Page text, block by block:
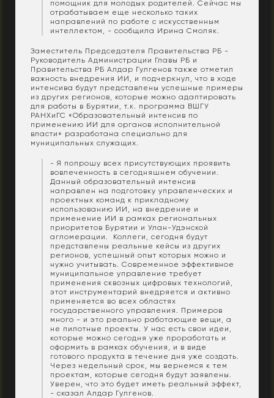
помощник для молодых родителей. Сейчас мы
отрабатываем еще несколько таких
направлений по работе с искусственным
интеллектом, - сообщила Ирина Смоляк.
Заместитель Председателя Правительства РБ -
Руководитель Администрации Главы РБ и
Правительства РБ Алдар Гулгенов также отметил
важность внедрения ИИ, и подчеркнул, что в ходе
интенсива будут представлены успешные примеры
из других регионов, которые можно адаптировать
для работы в Бурятии, т.к. программа ВШГУ
РАНХиГС «Образовательный интенсив по
применению ИИ для органов исполнительной
власти» разработана специально для
муниципальных служащих.
- Я попрошу всех присутствующих проявить
вовлеченность в сегодняшнем обучении.
Данный образовательный интенсив
направлен на подготовку управленческих и
проектных команд к прикладному
использованию ИИ, на внедрение и
применение ИИ в рамках региональных
приоритетов Бурятии и Улан-Удэнской
агломерации. Коллеги, сегодня будут
представлены реальные кейсы из других
регионов, успешный опыт которых можно и
нужно учитывать. Современное эффективное
муниципальное управление требует
применения сквозных цифровых технологий,
этот инструментарий внедряется и активно
применяется во всех областях
государственного управления. Примеров
много - и это реально работающие вещи, а
не пилотные проекты. У нас есть свои идеи,
которые можно сегодня уже проработать и
оформить в рамках обучения, и в виде
готового продукта в течение дня уже создать.
Через недельный срок, мы вернемся к тем
проектам, которые сегодня будут заявлены.
Уверен, что это будет иметь реальный эффект,
- сказал Алдар Гулгенов.